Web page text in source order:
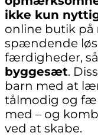
ikke kun
online butik på
spændende
færdigheder,
byggesæt.
barn med at
tålmodig og
med – og
ved at skabe.